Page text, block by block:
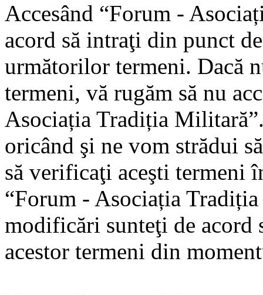
Accesând “Forum -
acord să intraţi din punct
următorilor termeni. Dacă
termeni, vă rugăm să nu
Asociația Tradiția
oricând şi ne vom strădui
să verificaţi aceşti termeni
“Forum - Asociația
modificări sunteţi de acord
acestor termeni din